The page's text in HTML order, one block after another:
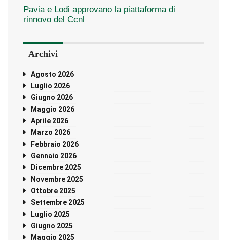
Pavia e Lodi approvano la piattaforma di
rinnovo del Ccnl
Archivi
Agosto 2026
Luglio 2026
Giugno 2026
Maggio 2026
Aprile 2026
Marzo 2026
Febbraio 2026
Gennaio 2026
Dicembre 2025
Novembre 2025
Ottobre 2025
Settembre 2025
Luglio 2025
Giugno 2025
Maggio 2025